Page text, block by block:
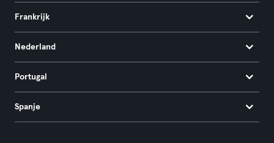
Frankrijk
Nederland
Portugal
Spanje